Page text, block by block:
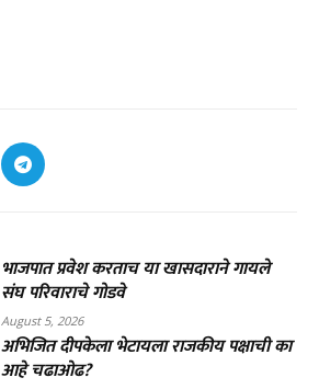
भाजपात प्रवेश करताच या खासदाराने गायले
संघ परिवाराचे गोडवे
August 5, 2026
अभिजित दीपकेला भेटायला राजकीय पक्षाची का
आहे चढाओढ?